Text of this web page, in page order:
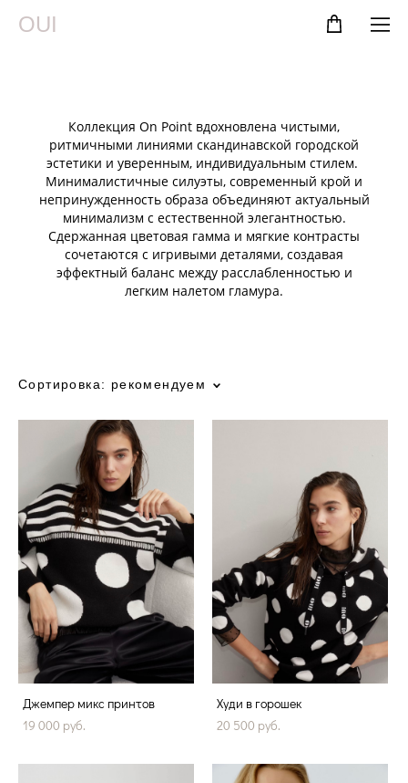
OUI
Коллекция On Point вдохновлена ​​чистыми,
ритмичными линиями скандинавской городской
эстетики и уверенным, индивидуальным стилем.
Минималистичные силуэты, современный крой и
непринужденность образа объединяют актуальный
минимализм с естественной элегантностью.
Сдержанная цветовая гамма и мягкие контрасты
сочетаются с игривыми деталями, создавая
эффектный баланс между расслабленностью и
легким налетом гламура.
Сортировка: рекомендуем
Джемпер микс принтов
19 000 pуб.
Худи в горошек
20 500 pуб.